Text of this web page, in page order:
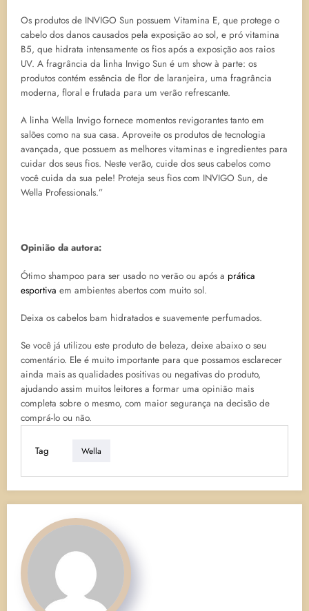
Os produtos de INVIGO Sun possuem Vitamina E, que protege o
cabelo dos danos causados pela exposição ao sol, e pró vitamina
B5, que hidrata intensamente os fios após a exposição aos raios
UV. A fragrância da linha Invigo Sun é um show à parte: os
produtos contém essência de flor de laranjeira, uma fragrância
moderna, floral e frutada para um verão refrescante.
A linha Wella Invigo fornece momentos revigorantes tanto em
salões como na sua casa. Aproveite os produtos de tecnologia
avançada, que possuem as melhores vitaminas e ingredientes para
cuidar dos seus fios. Neste verão, cuide dos seus cabelos como
você cuida da sua pele! Proteja seus fios com INVIGO Sun, de
Wella Professionals.”
Opinião da autora:
Ótimo shampoo para ser usado no verão ou após a prática
esportiva em ambientes abertos com muito sol.
Deixa os cabelos bam hidratados e suavemente perfumados.
Se você já utilizou este produto de beleza, deixe abaixo o seu
comentário. Ele é muito importante para que possamos esclarecer
ainda mais as qualidades positivas ou negativas do produto,
ajudando assim muitos leitores a formar uma opinião mais
completa sobre o mesmo, com maior segurança na decisão de
comprá-lo ou não.
Tag Wella